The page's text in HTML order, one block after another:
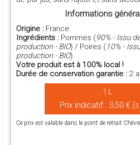
Informations
Origine : France
Ingrédients : Pommes (90% - Issu
production - BIO) / Poires (10% -
production - BIO)
Votre produit est à 100% local !
Durée de conservation garantie : 2
1 L
Prix indicatif : 3,50 € (
Ce prix est valable dans le point de retrait